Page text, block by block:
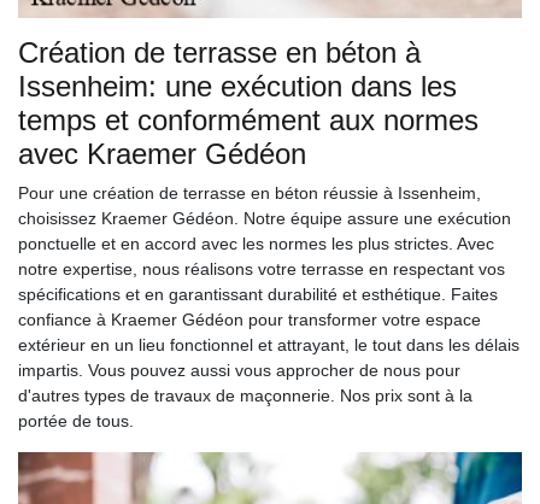
Création de terrasse en béton à
Issenheim: une exécution dans les
temps et conformément aux normes
avec Kraemer Gédéon
Pour une création de terrasse en béton réussie à Issenheim,
choisissez Kraemer Gédéon. Notre équipe assure une exécution
ponctuelle et en accord avec les normes les plus strictes. Avec
notre expertise, nous réalisons votre terrasse en respectant vos
spécifications et en garantissant durabilité et esthétique. Faites
confiance à Kraemer Gédéon pour transformer votre espace
extérieur en un lieu fonctionnel et attrayant, le tout dans les délais
impartis. Vous pouvez aussi vous approcher de nous pour
d'autres types de travaux de maçonnerie. Nos prix sont à la
portée de tous.